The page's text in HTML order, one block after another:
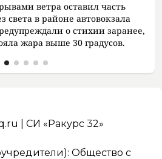
ветра оставил часть
света в районе автовокзала
о стихии заранее,
жара выше 30 градусов.
| СИ «Ракурс 32»
Общество с